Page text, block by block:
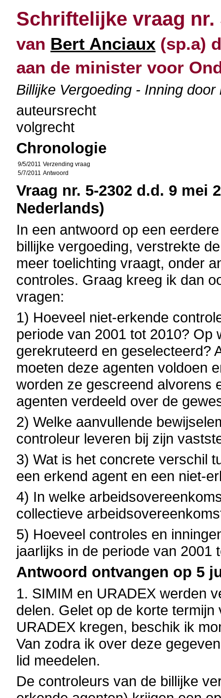
Schriftelijke vraag nr.
van Bert Anciaux (sp.a)
aan de minister voor
Billijke Vergoeding - Inning
auteursrecht
volgrecht
Chronologie
9/5/2011 Verzending vraag
5/7/2011 Antwoord
Vraag nr. 5-2302 d.d. 9 mei
Nederlands)
In een antwoord op een
billijke vergoeding, verstrekte
meer toelichting vraagt, onder
controles. Graag kreeg ik dan
vragen:
1) Hoeveel niet-erkende
periode van 2001 tot 2010?
gerekruteerd en geselecteerd?
moeten deze agenten voldoen
worden ze gescreend alvorens
agenten verdeeld over de
2) Welke aanvullende
controleur leveren bij zijn
3) Wat is het concrete verschil
een erkend agent en een niet-
4) In welke
collectieve
5) Hoeveel controles en
jaarlijks in de periode van 2001
Antwoord ontvangen op 5
1. SIMIM en URADEX werden
delen. Gelet op de korte
URADEX kregen, beschik ik
Van zodra ik over deze
lid meedelen.
De controleurs van de billijke